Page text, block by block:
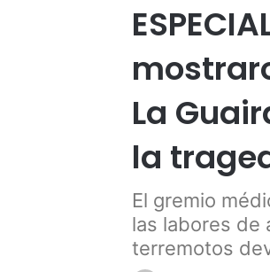
La
la
El gremio
las labores de
terremotos